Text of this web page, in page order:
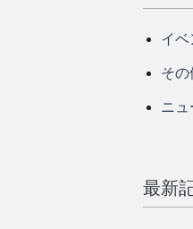
イベ
その
ニュ
最新